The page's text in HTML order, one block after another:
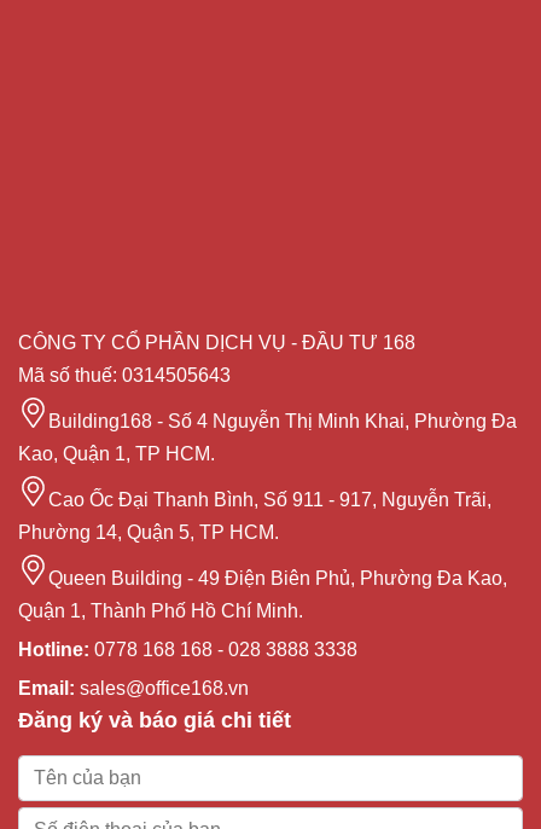
CÔNG TY CỔ PHẦN DỊCH VỤ - ĐẦU TƯ 168
Mã số thuế: 0314505643
Building168 - Số 4 Nguyễn Thị Minh Khai, Phường Đa
Kao, Quận 1, TP HCM.
Cao Ốc Đại Thanh Bình, Số 911 - 917, Nguyễn Trãi,
Phường 14, Quận 5, TP HCM.
Queen Building - 49 Điện Biên Phủ, Phường Đa Kao,
Quận 1, Thành Phố Hồ Chí Minh.
Hotline: 0778 168 168 - 028 3888 3338
Email: sales@office168.vn
Đăng ký và báo giá chi tiết